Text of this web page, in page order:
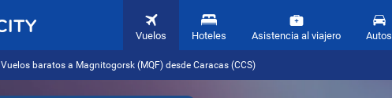
Vuelos Hoteles Asistencia al viajero Autos
Vuelos baratos a Magnitogorsk (MQF) desde Caracas (CCS)